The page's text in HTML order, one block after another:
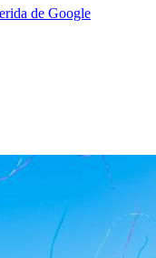
de Google